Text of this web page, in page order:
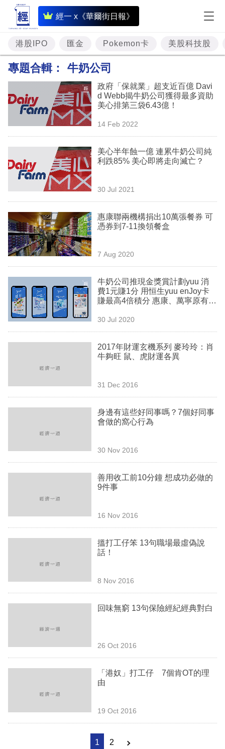
經一 x《華爾街日報》
即
時
財
經
題
投
資
樓
市
理
商
業
科
技
職
場
生
欄
區
港股IPO 匯金 Pokemon卡 美股科技股
專題合輯： 牛奶公司
政府「保就業」超支近百億 Davi
d Webb揭牛奶公司獲得最多資助
美心排第三袋6.43億！
14 Feb 2022
美心半年蝕一億 連累牛奶公司純
利跌85% 美心即將走向滅亡？
30 Jul 2021
惠康聯兩機構捐出10萬張餐券 可
憑券到7-11換領餐盒
7 Aug 2020
牛奶公司推現金獎賞計劃yuu 消
費1元賺1分 用恒生yuu enJoy卡
賺最高4倍積分 惠康、萬寧原有積
30 Jul 2020
2017年財運玄機系列 麥玲玲：肖
牛夠旺 鼠、虎財運各異
31 Dec 2016
身邊有這些好同事嗎？7個好同事
會做的窩心行為
30 Nov 2016
善用收工前10分鐘 想成功必做的
9件事
16 Nov 2016
搵打工仔笨 13句職場最虛偽說
話！
8 Nov 2016
回味無窮 13句保險經紀經典對白
26 Oct 2016
「港奴」打工仔 7個肯OT的理
由
19 Oct 2016
1 2